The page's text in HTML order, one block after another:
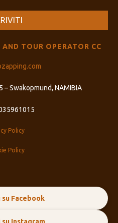
TOUR OPERATOR CC
– Swakopmund, NAMIBIA
Policy
Policy
su Facebook
su Instagram